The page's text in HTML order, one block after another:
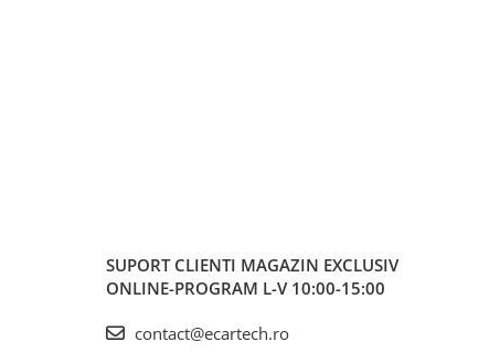
SUPORT CLIENTI MAGAZIN EXCLUSIV
ONLINE-PROGRAM L-V 10:00-15:00
contact@ecartech.ro